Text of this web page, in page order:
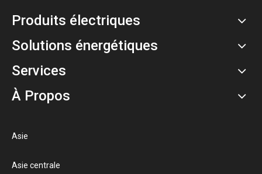
Produits électriques
Solutions énergétiques
Services
À Propos
Asie
Asie centrale